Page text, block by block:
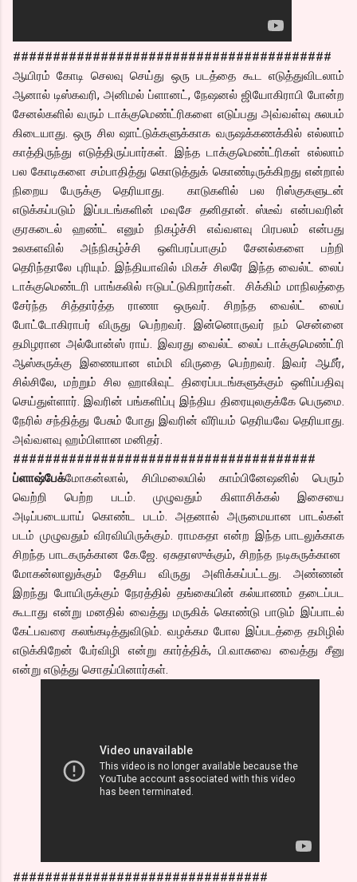
########################################
ஆயிரம் கோடி செலவு செய்து ஒரு படத்தை கூட எடுத்துவிடலாம்
ஆனால் டிஸ்கவரி, அனிமல் ப்ளானட், நேஷனல் ஜியோகிராபி போன்ற
சேனல்களில் வரும் டாக்குமெண்ட்ரிகளை எடுப்பது அவ்வள்வு சுலபம்
கிடையாது. ஒரு சில ஷாட்டுக்களுக்காக வருஷக்கணக்கில் எல்லாம்
காத்திருந்து எடுத்திருப்பார்கள். இந்த டாக்குமெண்ட்ரிகள் எல்லாம்
பல கோடிகளை சம்பாதித்து கொடுத்துக் கொண்டிருக்கிறது என்றால்
நிறைய பேருக்கு தெரியாது. காடுகளில் பல ரிஸ்குகளுடன்
எடுக்கப்படும் இப்படங்களின் மவுசே தனிதான். ஸ்டீவ் என்பவரின்
குரகடைல் ஹண்ட் எனும் நிகழ்ச்சி எவ்வளவு பிரபலம் என்பது
உலகளவில் அந்நிகழ்ச்சி ஒளிபரப்பாகும் சேனல்களை பற்றி
தெரிந்தாலே புரியும். இந்தியாவில் மிகச் சிலரே இந்த வைல்ட் லைப்
டாக்குமெண்டரி பாங்கலில் ஈடுபட்டுகிறார்கள். சிக்கிம் மாநிலத்தை
சேர்ந்த சித்தார்த்த ராணா ஒருவர். சிறந்த வைல்ட் லைப்
போட்டோகிராபர் விருது பெற்றவர். இன்னொருவர் நம் சென்னை
தமிழரான அல்போன்ஸ் ராய். இவரது வைல்ட் லைப் டாக்குமெண்ட்ரி
ஆஸ்கருக்கு இணையான எம்மி விருதை பெற்றவர். இவர் ஆமீர்,
சில்சிலே, மற்றும் சில ஹாலிவுட் திரைப்படங்களுக்கும் ஒளிப்பதிவு
செய்துள்ளார். இவரின் பங்களிப்பு இந்திய திரையுலகுக்கே பெருமை.
நேரில் சந்தித்து பேசும் போது இவரின் வீரியம் தெரியவே தெரியாது.
அவ்வளவு ஹம்பிளான மனிதர்.
######################################
ப்ளாஷ்பேக்மோகன்லால், சிபிமலையில் காம்பினேஷனில் பெரும்
வெற்றி பெற்ற படம். முழுவதும் கிளாசிக்கல் இசையை
அடிப்படையாய் கொண்ட படம். அதனால் அருமையான பாடல்கள்
படம் முழுவதும் விரவியிருக்கும். ராமகதா என்ற இந்த பாடலுக்காக
சிறந்த பாடகருக்கான கே.ஜே. ஏசுதாஸுக்கும், சிறந்த நடிகருக்கான
மோகன்லாலுக்கும் தேசிய விருது அளிக்கப்பட்டது. அண்ணன்
இறந்து போயிருக்கும் நேரத்தில் தங்கையின் கல்யாணம் தடைப்பட
கூடாது என்று மனதில் வைத்து மருகிக் கொண்டு பாடும் இப்பாடல்
கேட்பவரை கலங்கடித்துவிடும். வழக்கம போல இப்படத்தை தமிழில்
எடுக்கிறேன் பேர்விழி என்று கார்த்திக், பி.வாசுவை வைத்து சீனு
என்று எடுத்து சொதப்பினார்கள்.
################################